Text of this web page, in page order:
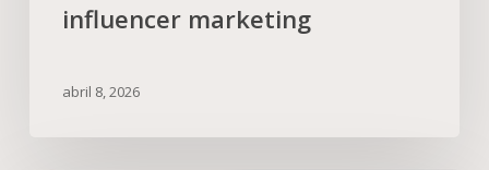
influencer marketing
abril 8, 2026